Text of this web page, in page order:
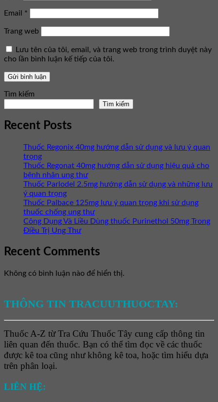
Email *
Trang web
Lưu tên của tôi, email, và trang web trong trình duyệt này
cho lần bình luận kế tiếp của tôi.
Tìm kiếm
Tìm kiếm
Recent Posts
Thuốc Regonix 40mg hướng dẫn sử dụng và lưu ý quan
trọng
Thuốc Regonat 40mg hướng dẫn sử dụng hiệu quả cho
bệnh nhân ung thư
Thuốc Parlodel 2.5mg hướng dẫn sử dụng và những lưu
ý quan trọng
Thuốc Palbace 125mg lưu ý quan trọng khi sử dụng
thuốc chống ung thư
Công Dụng Và Liều Dùng thuốc Purinethol 50mg Trong
Điều Trị Ung Thư
Recent Comments
Không có bình luận nào để hiển thị.
THÔNG TIN TRACUUTHUOCTAY:
Thuốc A-Z từ Tra Cứu Thuốc Tây cung cấp thông tin
liên quan đến thuốc. Bạn có thể tìm đọc về các thuốc
được kê toa cũng như không kê toa, hoặc tìm hiểu dựa
trên phân loại.
LIÊN HỆ: